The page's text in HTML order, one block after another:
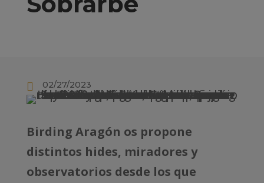
 02/27/2023
Birding Aragón os propone
distintos hides, miradores y
observatorios desde los que